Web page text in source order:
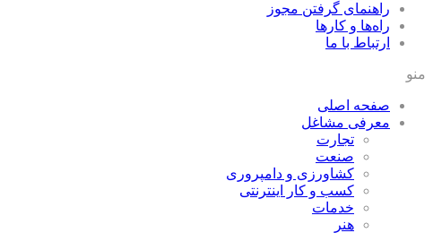
راهنمای گرفتن مجوز
راه‌ها و كارها
ارتباط با ما
منو
صفحه اصلی
معرفی مشاغل
تجارت
صنعت
كشاورزی و دامپروری
كسب و كار اينترنتی
خدمات
هنر